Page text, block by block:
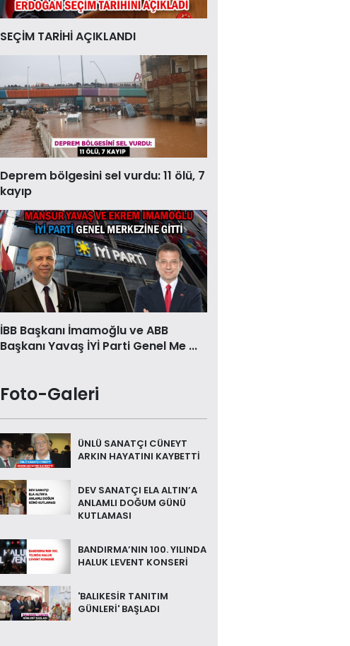
SEÇİM TARİHİ AÇIKLANDI
Deprem bölgesini sel vurdu: 11 ölü, 7
kayıp
İBB Başkanı İmamoğlu ve ABB
Başkanı Yavaş İYİ Parti Genel Me ...
Foto-Galeri
ÜNLÜ SANATÇI CÜNEYT
ARKIN HAYATINI KAYBETTİ
DEV SANATÇI ELA ALTIN’A
ANLAMLI DOĞUM GÜNÜ
KUTLAMASI
BANDIRMA’NIN 100. YILINDA
HALUK LEVENT KONSERİ
'BALIKESİR TANITIM
GÜNLERİ' BAŞLADI